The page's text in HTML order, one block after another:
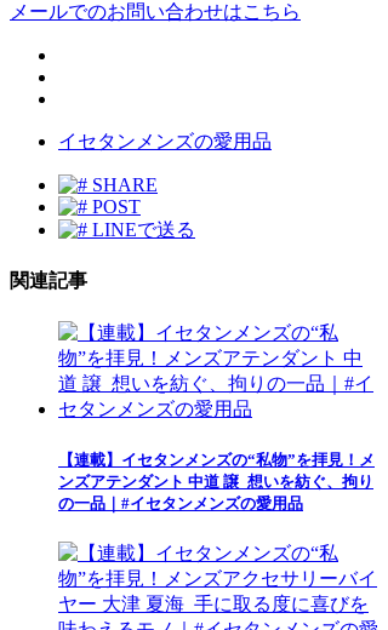
メールでのお問い合わせはこちら
イセタンメンズの愛用品
SHARE
POST
LINEで送る
関連記事
【連載】イセタンメンズの“私物”を拝見！メ
ンズアテンダント 中道 譲_想いを紡ぐ、拘り
の一品｜#イセタンメンズの愛用品